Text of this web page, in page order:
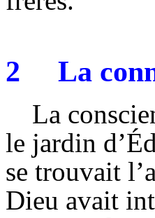
2 La
La
le jardin
se trouvait
Dieu avait